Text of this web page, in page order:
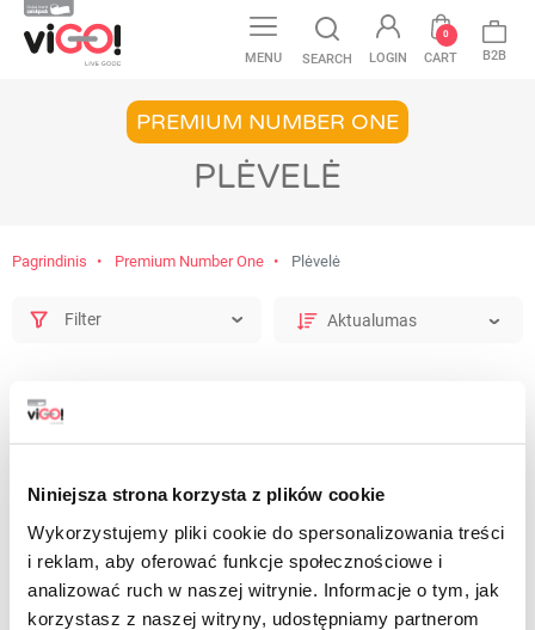
Niniejsza strona korzysta z plików cookie
Wykorzystujemy pliki cookie do spersonalizowania treści
i reklam, aby oferować funkcje społecznościowe i
analizować ruch w naszej witrynie. Informacje o tym, jak
korzystasz z naszej witryny, udostępniamy partnerom
MENU SEARCH LOGIN CART
0
B2B
PREMIUM NUMBER ONE
PLĖVELĖ
Pagrindinis Premium Number One Plėvelė
Filter